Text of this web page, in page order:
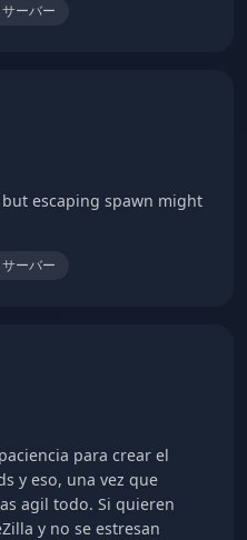
ーバー
escaping spawn might
ーバー
para crear el
y eso, una vez que
agil todo. Si quieren
y no se estresan